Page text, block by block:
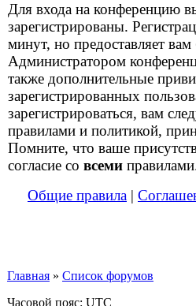
Для входа на конференцию
зарегистрированы.
минут, но предоставляет
Администратором
также дополнительные
зарегистрированных
зарегистрироваться, вам
правилами и политикой,
Помните, что ваше
согласие со всеми
Общие правила |
Главная » Список форумов
Часовой пояс: UTC